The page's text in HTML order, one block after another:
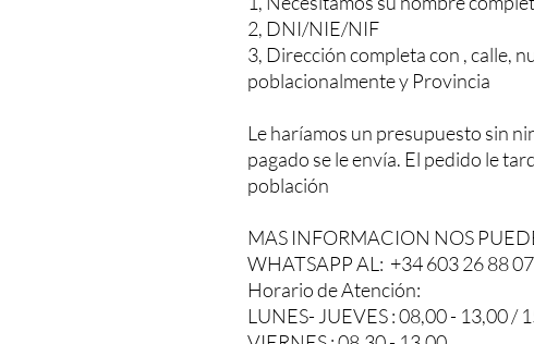
2, DNI/NIE/NIF
3, Dirección completa con , calle,
poblacionalmente y Provincia
Le haríamos un presupuesto sin
pagado se le envía. El pedido le
población
MAS INFORMACION NOS
WHATSAPP AL: +34 603 26 88
Horario de Atención:
LUNES- JUEVES : 08,00 - 13,00 /